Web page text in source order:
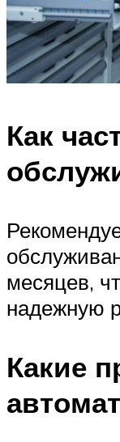
Как
месяцев,
надежную
Какие